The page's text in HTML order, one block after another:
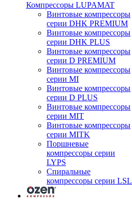
Компрессоры LUPAMAT
Винтовые компрессоры
серии DHK PREMIUM
Винтовые компрессоры
серии DHK PLUS
Винтовые компрессоры
серии D PREMIUM
Винтовые компрессоры
серии MI
Винтовые компрессоры
серии D PLUS
Винтовые компрессоры
серии MIT
Винтовые компрессоры
серии MITK
Поршневые
компрессоры серии
LYPS
Спиральные
компрессоры серии LSL